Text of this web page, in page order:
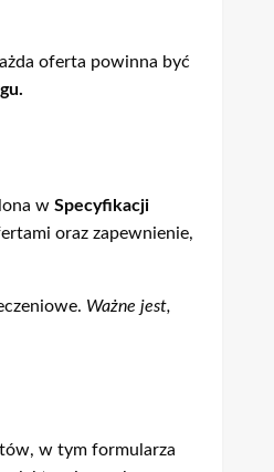
oferta powinna być
w Specyfikacji
oraz zapewnienie,
Ważne jest,
w tym formularza